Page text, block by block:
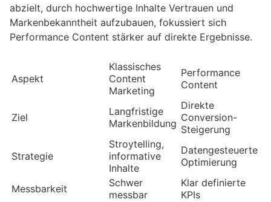
abzielt, durch hochwertige Inhalte Vertrauen und
Markenbekanntheit aufzubauen, fokussiert sich
Performance Content stärker auf direkte Ergebnisse.
Aspekt
Klassisches
Content
Marketing
Performance
Content
Ziel
Langfristige
Markenbildung
Direkte
Conversion-
Steigerung
Strategie
Stroytelling,
informative
Inhalte
Datengesteuerte
Optimierung
Messbarkeit
Schwer
messbar
Klar definierte
KPIs